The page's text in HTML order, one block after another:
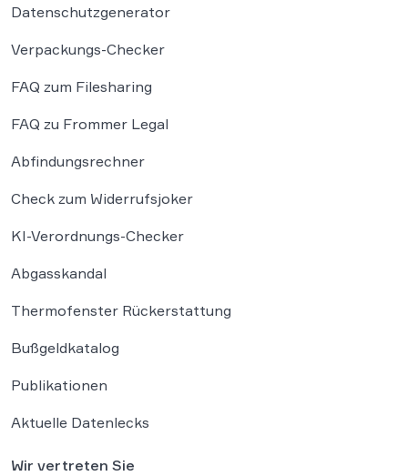
Datenschutzgenerator
Verpackungs-Checker
FAQ zum Filesharing
FAQ zu Frommer Legal
Abfindungsrechner
Check zum Widerrufsjoker
KI-Verordnungs-Checker
Abgasskandal
Thermofenster Rückerstattung
Bußgeldkatalog
Publikationen
Aktuelle Datenlecks
Wir vertreten Sie